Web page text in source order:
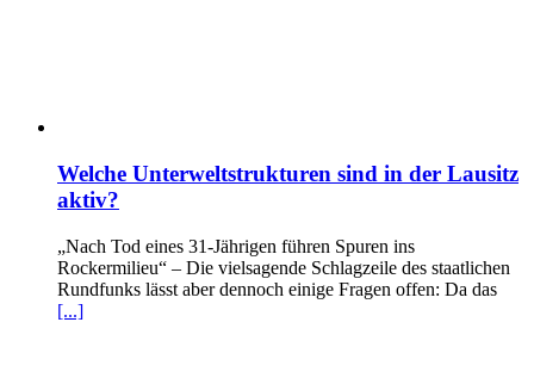
Welche Unterweltstrukturen sind in der Lausitz
aktiv?
„Nach Tod eines 31-Jährigen führen Spuren ins
Rockermilieu“ – Die vielsagende Schlagzeile des staatlichen
Rundfunks lässt aber dennoch einige Fragen offen: Da das
[...]